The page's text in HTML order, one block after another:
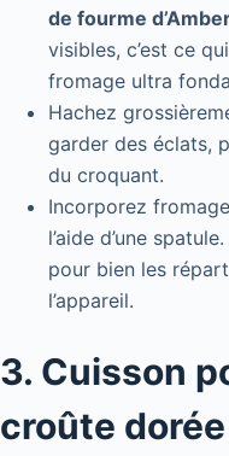
de fourme
visibles, c’est ce
fromage ultra
Hachez
garder des éclats,
du croquant.
Incorporez
l’aide d’une
pour bien les
l’appareil.
3. Cuisson
croûte